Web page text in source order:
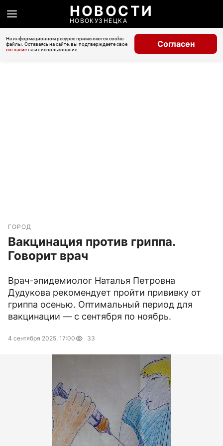
НОВОСТИ
НОВОКУЗНЕЦКА
На информационном ресурсе применяются cookie-
файлы. Оставаясь на сайте, вы подтверждаете свое
согласиена их использование.
Согласен
ГОРОД
Вакцинация против гриппа.
Говорит врач
Врач-эпидемиолог Наталья Петровна
Дудукова рекомендует пройти прививку от
гриппа осенью. Оптимальный период для
вакцинации — с сентября по ноябрь.
4 сентября 2025, 17:00 33